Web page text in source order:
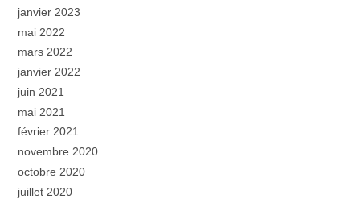
janvier 2023
mai 2022
mars 2022
janvier 2022
juin 2021
mai 2021
février 2021
novembre 2020
octobre 2020
juillet 2020